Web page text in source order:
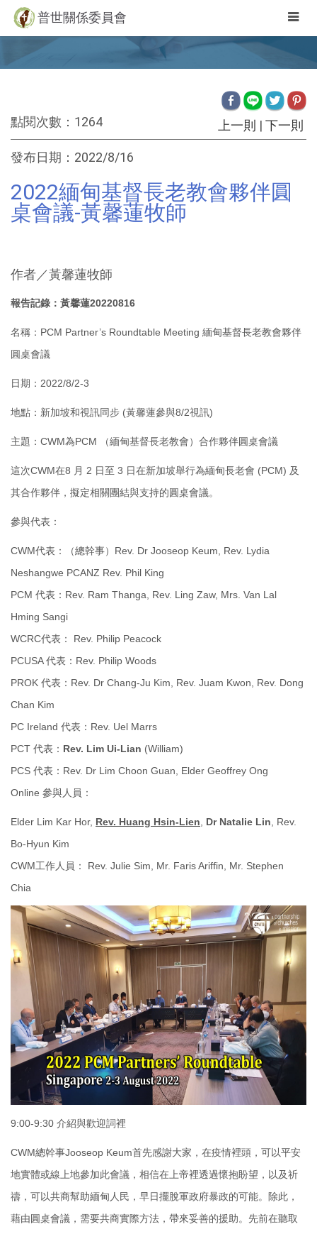
普世關係委員會
點閱次數：1264 上一則 | 下一則
發布日期：2022/8/16
2022緬甸基督長老教會夥伴圓
桌會議-黃馨蓮牧師
作者／黃馨蓮牧師
報告記錄：黃馨蓮20220816
名稱：PCM Partner’s Roundtable Meeting 緬甸基督長老教會夥伴
圓桌會議
日期：2022/8/2-3
地點：新加坡和視訊同步 (黃馨蓮參與8/2視訊)
主題：CWM為PCM （緬甸基督長老教會）合作夥伴圓桌會議
這次CWM在8 月 2 日至 3 日在新加坡舉行為緬甸長老會 (PCM) 及
其合作夥伴，擬定相關團結與支持的圓桌會議。
參與代表：
CWM代表：（總幹事）Rev. Dr Jooseop Keum, Rev. Lydia
Neshangwe PCANZ Rev. Phil King
PCM 代表：Rev. Ram Thanga, Rev. Ling Zaw, Mrs. Van Lal
Hming Sangi
WCRC代表： Rev. Philip Peacock
PCUSA 代表：Rev. Philip Woods
PROK 代表：Rev. Dr Chang-Ju Kim, Rev. Juam Kwon, Rev. Dong
Chan Kim
PC Ireland 代表：Rev. Uel Marrs
PCT 代表： Rev. Lim Ui-Lian (William)
PCS 代表：Rev. Dr Lim Choon Guan, Elder Geoffrey Ong
Online 參與人員：
Elder Lim Kar Hor, Rev. Huang Hsin-Lien, Dr Natalie Lin, Rev.
Bo-Hyun Kim
CWM工作人員： Rev. Julie Sim, Mr. Faris Ariffin, Mr. Stephen
Chia
9:00-9:30 介紹與歡迎詞裡
CWM總幹事Jooseop Keum首先感謝大家，在疫情裡頭，可以平安
地實體或線上地參加此會議，相信在上帝裡透過懷抱盼望，以及祈
禱，可以共商幫助緬甸人民，早日擺脫軍政府暴政的可能。除此，
藉由圓桌會議，需要共商實際方法，帶來妥善的援助。先前在聽取